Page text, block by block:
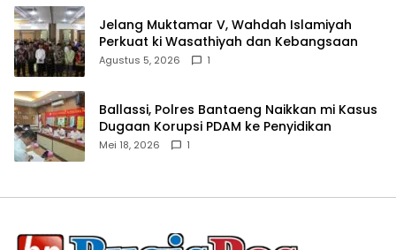
Jelang Muktamar V, Wahdah Islamiyah
Perkuat ki Wasathiyah dan Kebangsaan
Agustus 5, 2026 1
Ballassi, Polres Bantaeng Naikkan mi Kasus
Dugaan Korupsi PDAM ke Penyidikan
Mei 18, 2026 1